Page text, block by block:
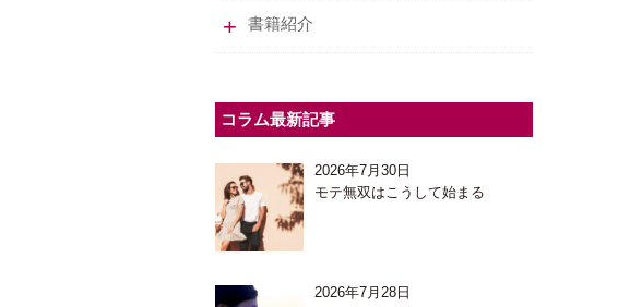
書籍紹介
コラム最新記事
2026年7月30日
モテ無双はこうして始まる
2026年7月28日